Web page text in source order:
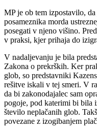
MP je ob tem izpostavilo,
posameznika morda
posegati v njeno višino.
v praksi, kjer prihaja do
V nadaljevanju je bila
Zakona o prekrških. Ker
glob, so predstavniki
rešitve iskali v tej smeri. V
da bi zakonodajalec sam
pogoje, pod katerimi bi bila
število neplačanih glob.
povezane z izogibanjem